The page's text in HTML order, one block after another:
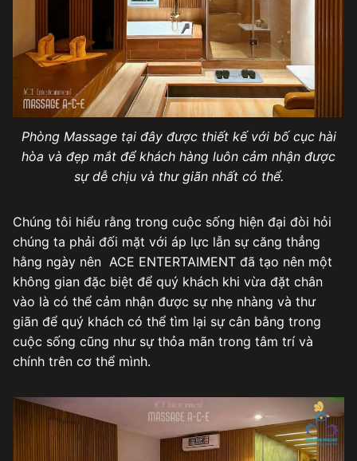
Phòng Massage tại đây được thiết kế với bố cục hài
hòa và đẹp mắt để khách hàng luôn cảm nhận được
sự dễ chịu và thư giãn nhất có thể.
Chúng tôi hiểu rằng trong cuộc sống hiện đại đòi hỏi
chúng ta phải đối mặt với áp lực lẫn sự căng thẳng
hằng ngày nên ACE ENTERTAIMENT đã tạo nên một
không gian đặc biệt để quý khách khi vừa đặt chân
vào là có thể cảm nhận được sự nhẹ nhàng và thư
giãn để quý khách có thể tìm lại sự cân bằng trong
cuộc sống cũng như sự thỏa mãn trong tâm trí và
chính trên cơ thể mình.